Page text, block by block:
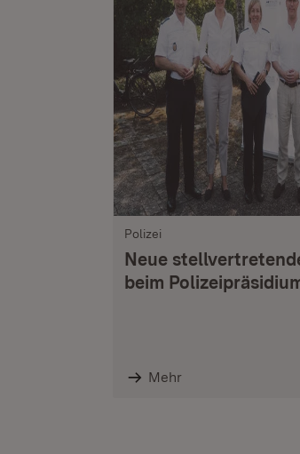
Polizei
Neue
beim
Mehr